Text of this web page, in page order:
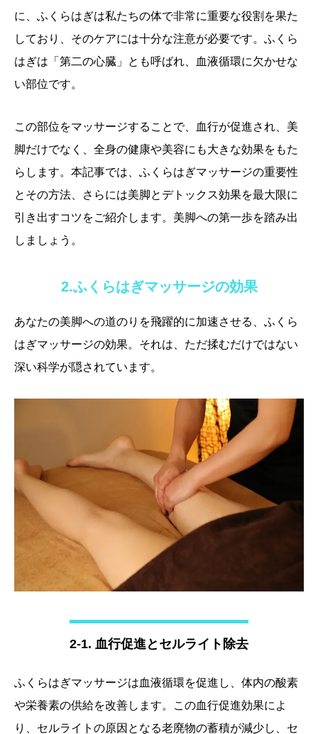
に、ふくらはぎは私たちの体で非常に重要な役割を果た
しており、そのケアには十分な注意が必要です。ふくら
はぎは「第二の心臓」とも呼ばれ、血液循環に欠かせな
い部位です。
この部位をマッサージすることで、血行が促進され、美
脚だけでなく、全身の健康や美容にも大きな効果をもた
らします。本記事では、ふくらはぎマッサージの重要性
とその方法、さらには美脚とデトックス効果を最大限に
引き出すコツをご紹介します。美脚への第一歩を踏み出
しましょう。
2.ふくらはぎマッサージの効果
あなたの美脚への道のりを飛躍的に加速させる、ふくら
はぎマッサージの効果。それは、ただ揉むだけではない
深い科学が隠されています。
2-1. 血行促進とセルライト除去
ふくらはぎマッサージは血液循環を促進し、体内の酸素
や栄養素の供給を改善します。この血行促進効果によ
り、セルライトの原因となる老廃物の蓄積が減少し、セ